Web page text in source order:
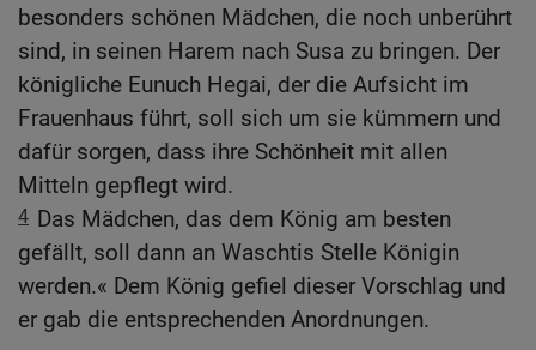
besonders schönen Mädchen, die noch unberührt
sind, in seinen Harem nach Susa zu bringen. Der
königliche Eunuch Hegai, der die Aufsicht im
Frauenhaus führt, soll sich um sie kümmern und
dafür sorgen, dass ihre Schönheit mit allen
Mitteln gepflegt wird.
4 Das Mädchen, das dem König am besten
gefällt, soll dann an Waschtis Stelle Königin
werden.« Dem König gefiel dieser Vorschlag und
er gab die entsprechenden Anordnungen.